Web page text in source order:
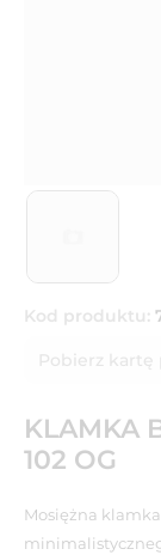
Kod produktu:
Pobierz kartę
KLAMKA
102 OG
Mosiężna